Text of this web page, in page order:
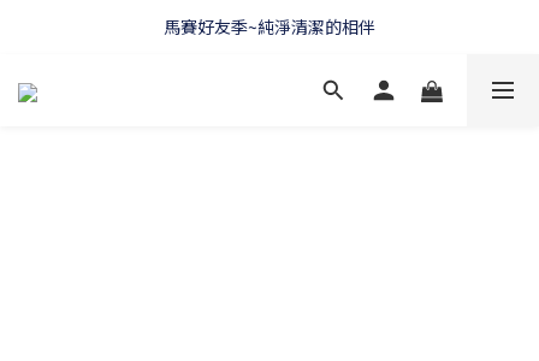
WELCOME 🇫🇷 LA CORVETTE
馬賽好友季~純淨清潔的相伴
WELCOME 🇫🇷 LA CORVETTE